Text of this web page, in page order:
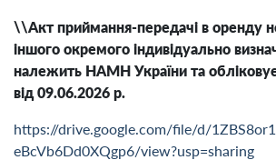
\\Акт приймання-передачі в оренду
іншого окремого індивідуально
належить НАМН України та
від 09.06.2026 р.
https://drive.google.com/file/d/
eBcVb6Dd0XQgp6/view?usp=sharing